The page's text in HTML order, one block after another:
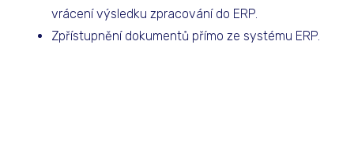
vrácení výsledku zpracování do ERP.
Zpřístupnění dokumentů přímo ze systému ERP.